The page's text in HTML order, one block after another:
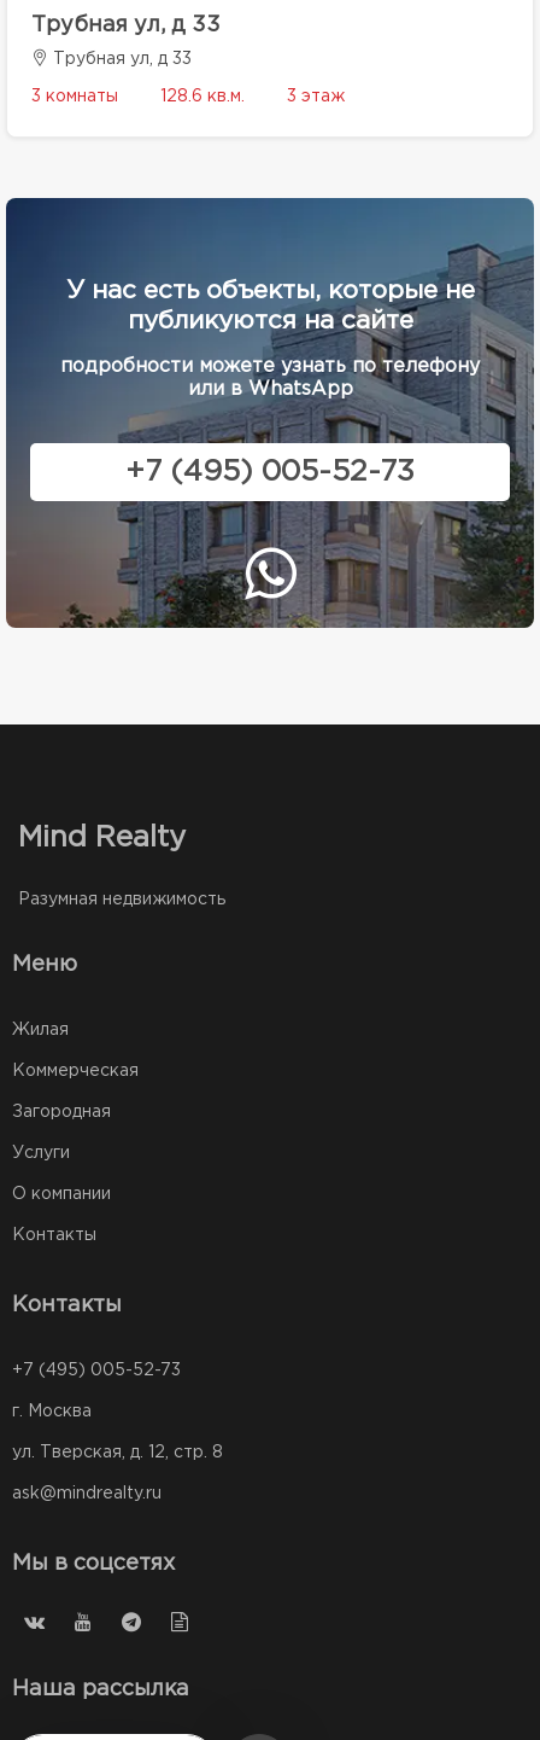
Трубная ул, д 33
Трубная ул, д 33
3 комнаты 128.6 кв.м. 3 этаж
У нас есть объекты, которые не
публикуются на сайте
подробности можете узнать по телефону
или в WhatsApp
+7 (495) 005-52-73
Mind Realty
Разумная недвижимость
Меню
Жилая
Коммерческая
Загородная
Услуги
О компании
Контакты
Контакты
+7 (495) 005-52-73
г. Москва
ул. Тверская, д. 12, стр. 8
ask@mindrealty.ru
Мы в соцсетях
Наша рассылка